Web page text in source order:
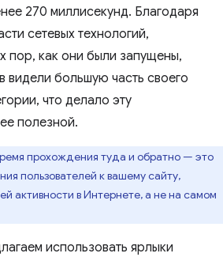
270 миллисекунд. Благодаря
сетевых технологий,
пор, как они были запущены,
видели большую часть своего
что делало эту
полезной.
прохождения туда и обратно — это
пользователей к вашему сайту,
активности в Интернете, а не на самом
использовать ярлыки